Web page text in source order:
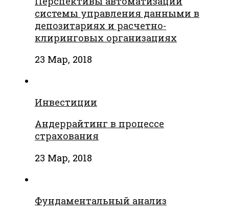
системы управления данными в
депозитариях и расчетно-
клиринговых организациях
23 Мар, 2018
Инвестиции
Андеррайтинг в процессе
страхования
23 Мар, 2018
Фундаментальный анализ